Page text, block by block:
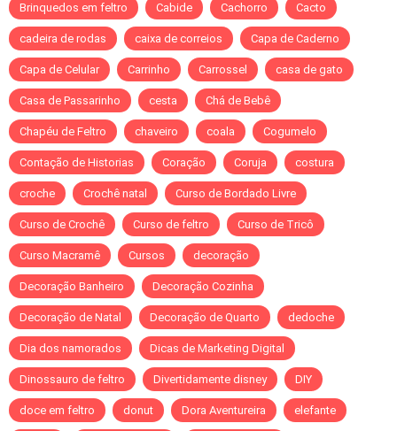
Brinquedos em feltro Cabide Cachorro Cacto
cadeira de rodas caixa de correios Capa de Caderno
Capa de Celular Carrinho Carrossel casa de gato
Casa de Passarinho cesta Chá de Bebê
Chapéu de Feltro chaveiro coala Cogumelo
Contação de Historias Coração Coruja costura
croche Crochê natal Curso de Bordado Livre
Curso de Crochê Curso de feltro Curso de Tricô
Curso Macramê Cursos decoração
Decoração Banheiro Decoração Cozinha
Decoração de Natal Decoração de Quarto dedoche
Dia dos namorados Dicas de Marketing Digital
Dinossauro de feltro Divertidamente disney DIY
doce em feltro donut Dora Aventureira elefante